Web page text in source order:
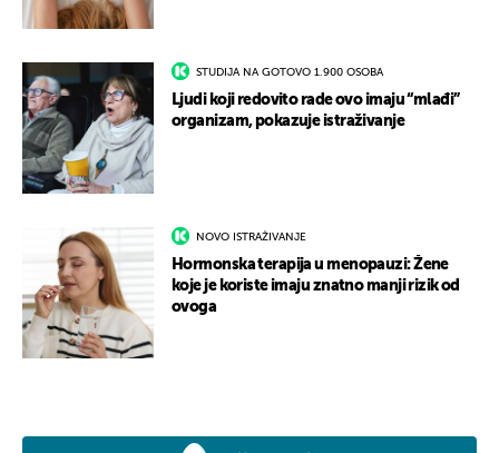
STUDIJA NA GOTOVO 1.900 OSOBA
Ljudi koji redovito rade ovo imaju “mlađi”
organizam, pokazuje istraživanje
NOVO ISTRAŽIVANJE
Hormonska terapija u menopauzi: Žene
koje je koriste imaju znatno manji rizik od
ovoga